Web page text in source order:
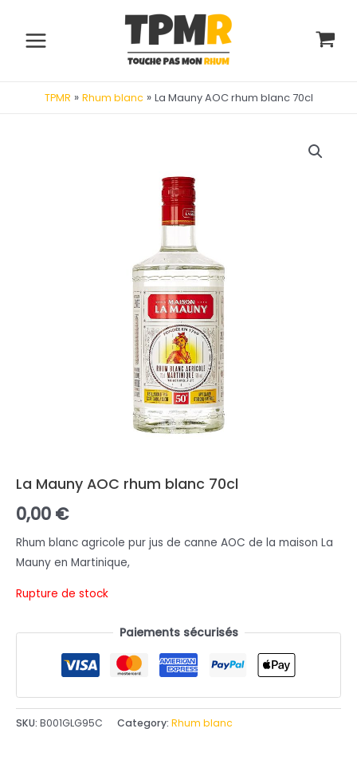
contenu
Main
TPMR » Rhum blanc » La Mauny AOC rhum blanc 70cl
La Mauny AOC rhum blanc 70cl
0,00 €
Rhum blanc agricole pur jus de canne AOC de la maison La
Mauny en Martinique,
Rupture de stock
Paiements sécurisés
SKU: B001GLG95C Category: Rhum blanc